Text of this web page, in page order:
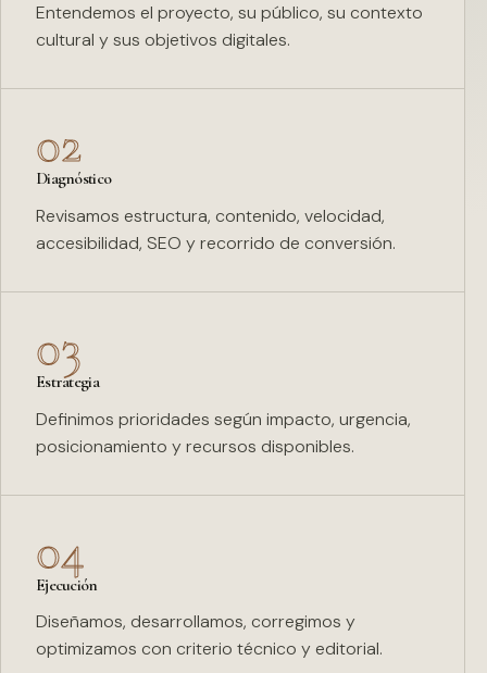
Entendemos el proyecto, su público, su contexto
cultural y sus objetivos digitales.
02
Diagnóstico
Revisamos estructura, contenido, velocidad,
accesibilidad, SEO y recorrido de conversión.
03
Estrategia
Definimos prioridades según impacto, urgencia,
posicionamiento y recursos disponibles.
04
Ejecución
Diseñamos, desarrollamos, corregimos y
optimizamos con criterio técnico y editorial.